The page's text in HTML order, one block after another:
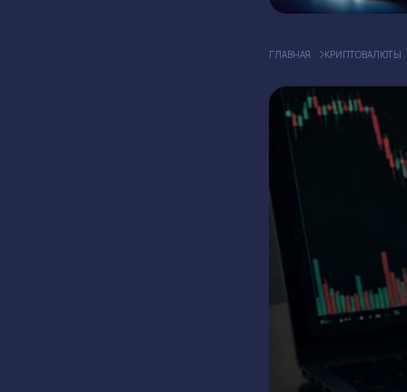
ГЛАВНАЯ КРИПТОВАЛЮТЫ